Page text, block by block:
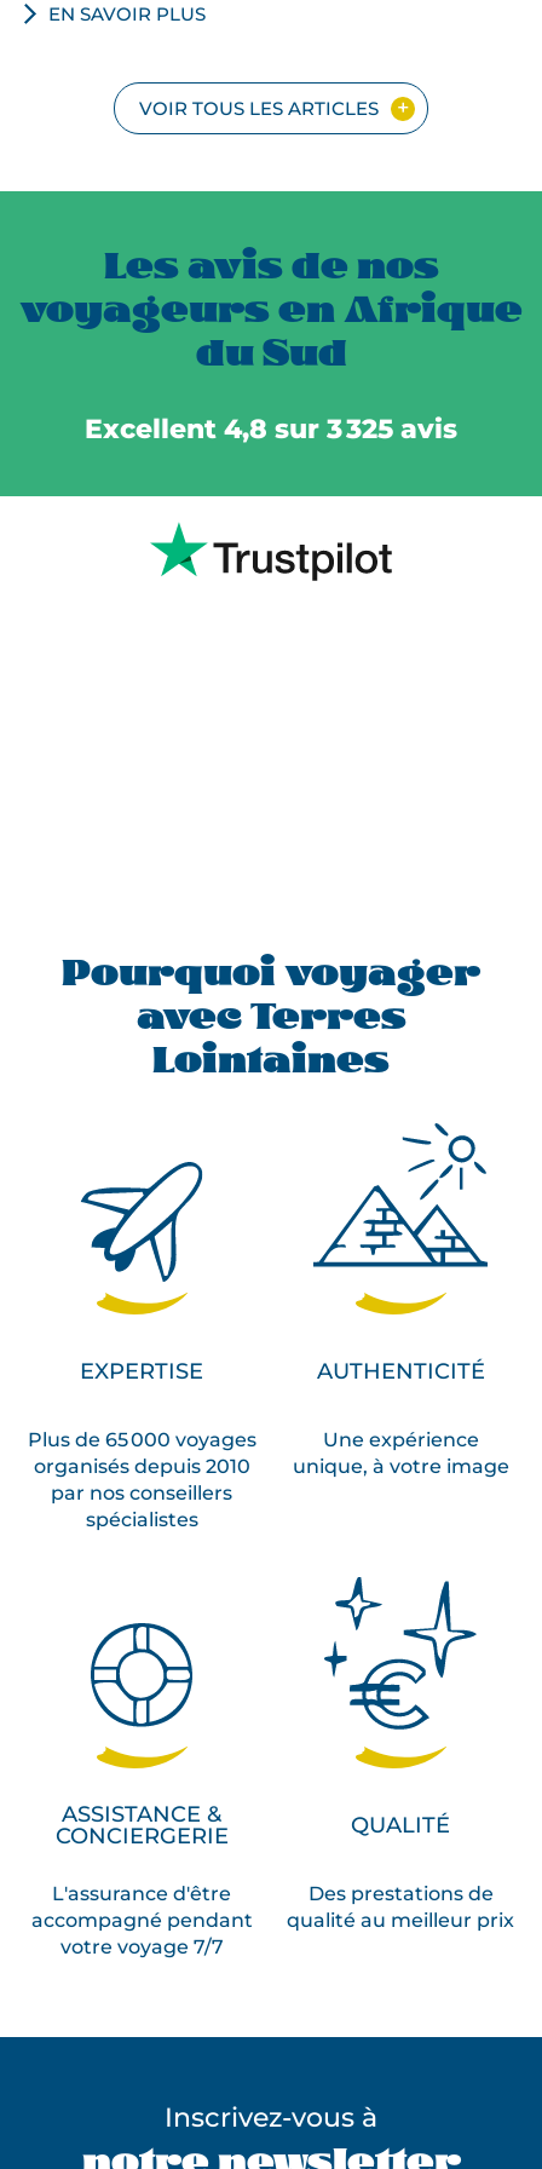
EN SAVOIR PLUS
VOIR TOUS LES ARTICLES
Les avis de nos
voyageurs en Afrique
du Sud
Excellent 4,8 sur 3 325 avis
Pourquoi voyager
avec Terres
Lointaines
EXPERTISE
Plus de 65 000 voyages
organisés depuis 2010
par nos conseillers
spécialistes
AUTHENTICITÉ
Une expérience
unique, à votre image
ASSISTANCE &
CONCIERGERIE
L'assurance d'être
accompagné pendant
votre voyage 7/7
QUALITÉ
Des prestations de
qualité au meilleur prix
Inscrivez-vous à